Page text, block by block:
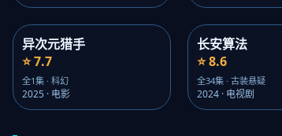
异次元猎手
⭐ 7.7
全1集 · 科幻
2025 · 电影
长安算法
⭐ 8.6
全34集 · 古装悬疑
2024 · 电视剧